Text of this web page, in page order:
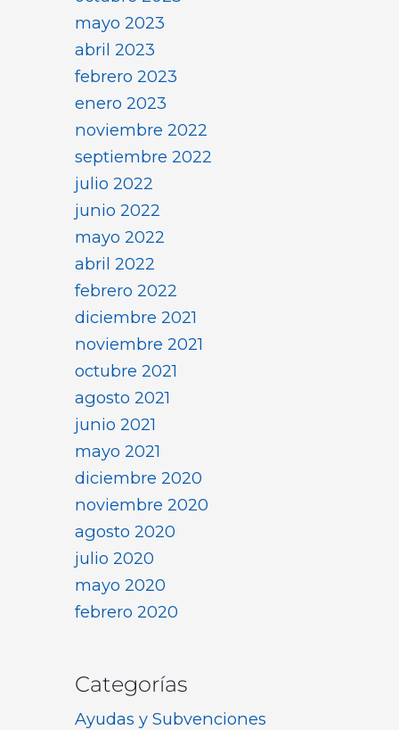
mayo 2023
abril 2023
febrero 2023
enero 2023
noviembre 2022
septiembre 2022
julio 2022
junio 2022
mayo 2022
abril 2022
febrero 2022
diciembre 2021
noviembre 2021
octubre 2021
agosto 2021
junio 2021
mayo 2021
diciembre 2020
noviembre 2020
agosto 2020
julio 2020
mayo 2020
febrero 2020
Categorías
Ayudas y Subvenciones